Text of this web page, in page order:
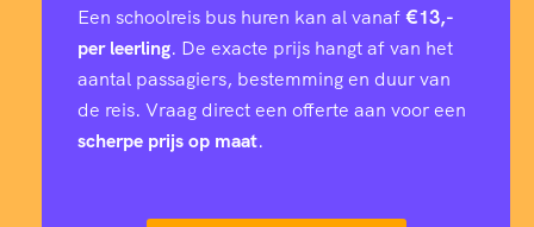
Een schoolreis bus huren kan al vanaf€13,-
per leerling. De exacte prijs hangt af van het
aantal passagiers, bestemming en duur van
de reis. Vraag direct een offerte aan voor een
scherpe prijs op maat.